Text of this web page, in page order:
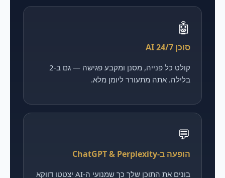
🤖
סוכן AI 24/7
קולט כל פנייה, מסנן ומקבע פגישה — גם ב-2
בלילה. אתה מתעורר ליומן מלא.
💬
הופעה ב-ChatGPT & Perplexity
בונים את התוכן שלך כך שמנועי ה-AI יצטטו דווקא